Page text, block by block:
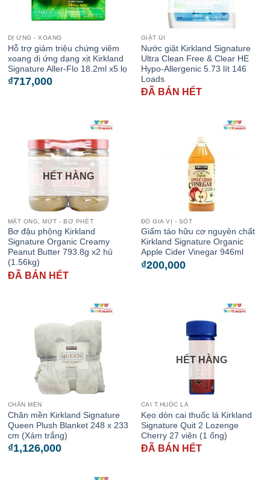
DỊ ỨNG - XOANG
Hỗ trợ giảm triệu chứng viêm
xoang dị ứng dạng xịt Kirkland
Signature Aller-Flo 18.2ml x5 lọ
₫717,000
GIẶT ỦI
Nước giặt Kirkland Signature
Ultra Clean Free & Clear HE
Hypo-Allergenic 5.73 lít 146
Loads
ĐÃ BÁN HẾT
HẾT HÀNG
MẬT ONG, MỨT - BƠ PHẾT
Bơ đậu phộng Kirkland
Signature Organic Creamy
Peanut Butter 793.8g x2 hủ
(1.56kg)
ĐÃ BÁN HẾT
ĐỒ GIA VỊ - SỐT
Giấm táo hữu cơ nguyên chất
Kirkland Signature Organic
Apple Cider Vinegar 946ml
₫200,000
CHĂN MỀN
Chăn mền Kirkland Signature
Queen Plush Blanket 248 x 233
cm (Xám trắng)
₫1,126,000
HẾT HÀNG
CAI T.HUỐC LÁ
Kẹo dòn cai thuốc lá Kirkland
Signature Quit 2 Lozenge
Cherry 27 viên (1 ống)
ĐÃ BÁN HẾT